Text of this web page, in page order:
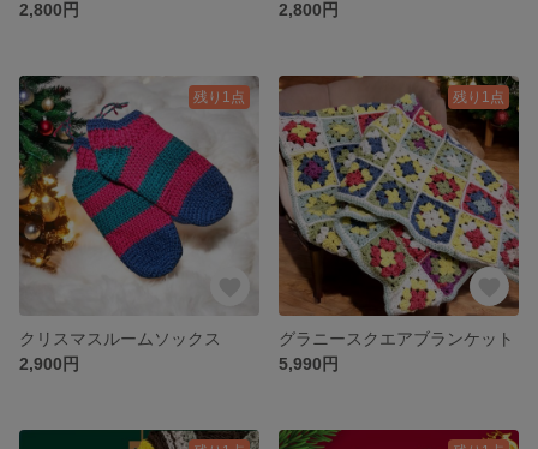
2,800円
2,800円
残り1点
クリスマスルームソックス
2,900円
残り1点
グラニースクエアブランケット
5,990円